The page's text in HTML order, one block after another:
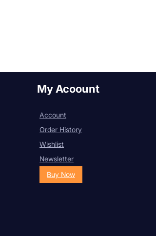
My Acoount
Account
Order History
Wishlist
Newsletter
Buy Now